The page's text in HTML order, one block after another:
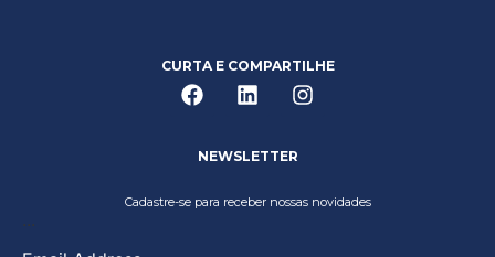
CURTA E COMPARTILHE
NEWSLETTER
Cadastre-se para receber nossas novidades
...